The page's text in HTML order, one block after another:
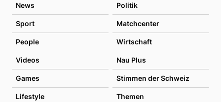
News Politik
Sport Matchcenter
People Wirtschaft
Videos Nau Plus
Games Stimmen der Schweiz
Lifestyle Themen